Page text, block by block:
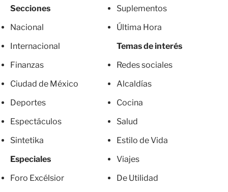
Secciones
Nacional
Internacional
Finanzas
Ciudad de México
Deportes
Espectáculos
Sintetika
Especiales
Foro Excélsior
Suplementos
Última Hora
Temas de interés
Redes sociales
Alcaldías
Cocina
Salud
Estilo de Vida
Viajes
De Utilidad